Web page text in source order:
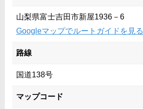
山梨県富士吉田市新屋1936－6
Googleマップでルートガイドを見る
路線
国道138号
マップコード